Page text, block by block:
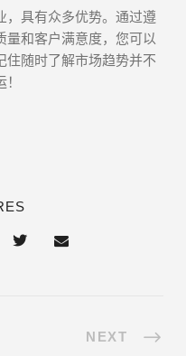
，具有众多优势。通过遵
量和客户满意度，您可以
住随时了解市场趋势并不
NEXT